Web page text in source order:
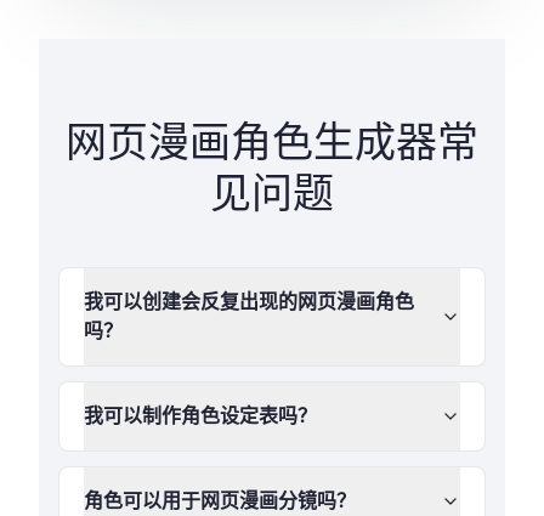
网页漫画角色生成器常
见问题
我可以创建会反复出现的网页漫画角色
吗？
我可以制作角色设定表吗？
角色可以用于网页漫画分镜吗？